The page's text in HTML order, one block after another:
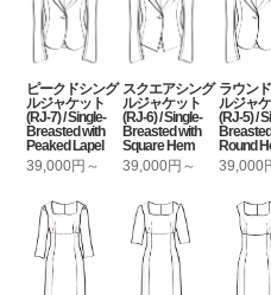
ピークドシング
ルジャケット
(RJ-7) / Single-
Breasted with
Peaked Lapel
39,000円～
スクエアシング
ルジャケット
(RJ-6) / Single-
Breasted with
Square Hem
39,000円～
ラウン
ルジャ
(RJ-5) /
Round
39,000